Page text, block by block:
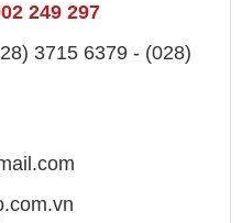
249 297
3715 6379 - (028)